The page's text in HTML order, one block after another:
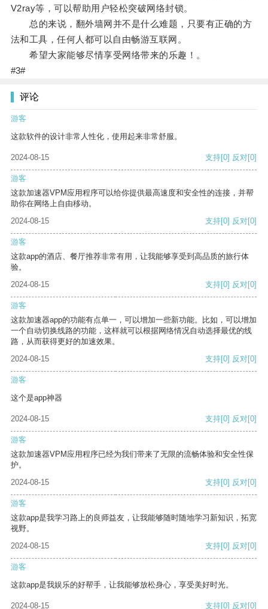
V2ray等，可以帮助用户轻松突破网络封锁。
总的来说，翻外墙网并不是什么难题，只要有正确的方
法和工具，任何人都可以自由畅游互联网。
希望大家能够尽情享受网络带来的乐趣！。
#3#
评论
游客
这款软件的设计非常人性化，使用起来非常舒服。
2024-08-15 支持[0] 反对[0]
游客
这款加速器VPM应用程序可以给你提供最高速度和安全性的连接，并帮
助你在网络上自由移动。
2024-08-15
支持[0] 反对[0]
游客
这款app的酒店、餐厅推荐非常有用，让我能够享受到高品质的旅行体
验。
2024-08-15
支持[0] 反对[0]
游客
这款加速器app的功能有点单一，可以增加一些新功能。比如，可以增加
一个自动切换线路的功能，这样就可以根据网络情况自动选择最优的线
路，从而获得更好的加速效果。
2024-08-15
支持[0] 反对[0]
游客
这个是app神器
2024-08-15 支持[0] 反对[0]
游客
这款加速器VPM应用程序已经为我们带来了无限的流畅体验和安全性保
护。
2024-08-15
支持[0] 反对[0]
游客
这款app是我学习路上的良师益友，让我能够随时随地学习新知识，拓宽
视野。
2024-08-15
支持[0] 反对[0]
游客
这款app是我娱乐的好帮手，让我能够放松身心，享受美好时光。
2024-08-15 支持[0] 反对[0]